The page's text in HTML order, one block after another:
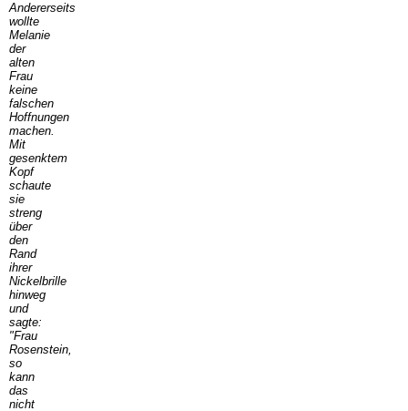
Andererseits
wollte
Melanie
der
alten
Frau
keine
falschen
Hoffnungen
machen.
Mit
gesenktem
Kopf
schaute
sie
streng
über
den
Rand
ihrer
Nickelbrille
hinweg
und
sagte:
"Frau
Rosenstein,
so
kann
das
nicht